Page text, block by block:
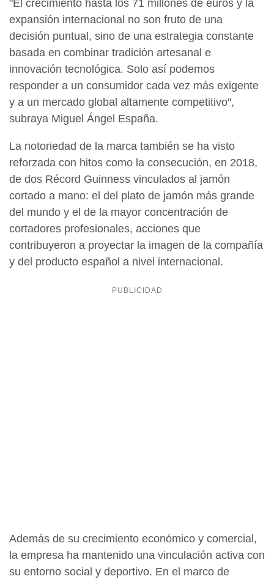
"El crecimiento hasta los 71 millones de euros y la
expansión internacional no son fruto de una
decisión puntual, sino de una estrategia constante
basada en combinar tradición artesanal e
innovación tecnológica. Solo así podemos
responder a un consumidor cada vez más exigente
y a un mercado global altamente competitivo",
subraya Miguel Ángel España.
La notoriedad de la marca también se ha visto
reforzada con hitos como la consecución, en 2018,
de dos Récord Guinness vinculados al jamón
cortado a mano: el del plato de jamón más grande
del mundo y el de la mayor concentración de
cortadores profesionales, acciones que
contribuyeron a proyectar la imagen de la compañía
y del producto español a nivel internacional.
Además de su crecimiento económico y comercial,
la empresa ha mantenido una vinculación activa con
su entorno social y deportivo. En el marco de